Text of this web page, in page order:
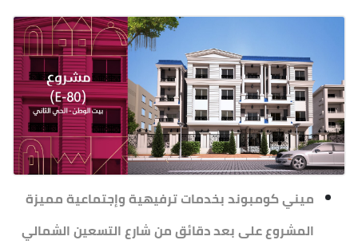
ميني كومبوند بخدمات ترفيهية وإجتماعية مميزة
المشروع على بعد دقائق من شارع التسعين الشمالي